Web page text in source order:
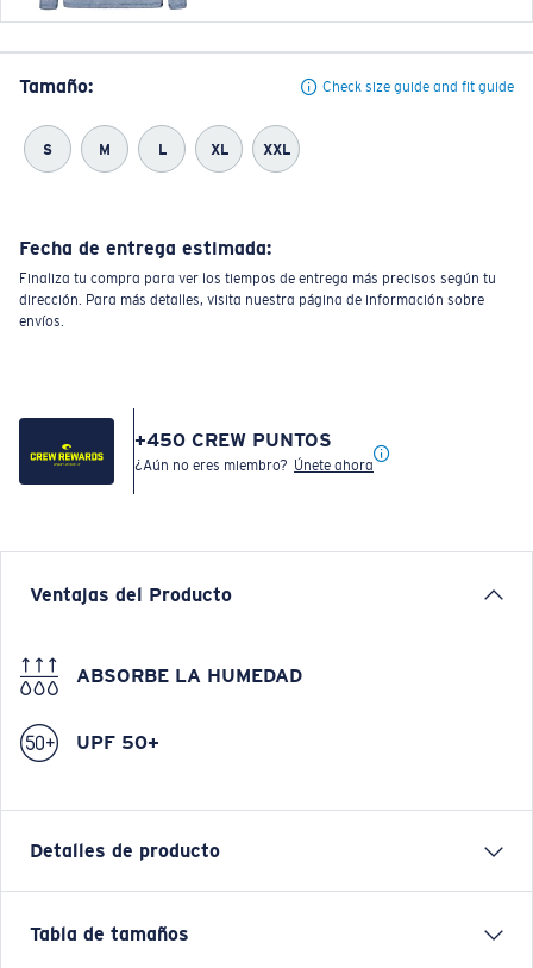
Tamaño: Check size guide and fit guide
S M L XL XXL
Fecha de entrega estimada:
Finaliza tu compra para ver los tiempos de entrega más precisos según tu
dirección. Para más detalles, visita nuestra página de información sobre
envíos.
+450 CREW PUNTOS
¿Aún no eres miembro? Únete ahora
Ventajas del Producto
ABSORBE LA HUMEDAD
UPF 50+
Detalles de producto
VOYAGER QUARTER-ZIP PULLOVER SWEATSHIRT
Tabla de tamaños